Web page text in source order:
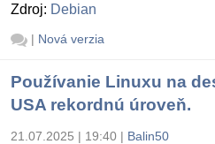
Zdroj: Debian
| Nová verzia
Používanie Linuxu na
USA rekordnú úroveň.
21.07.2025 | 19:40 | Balin50